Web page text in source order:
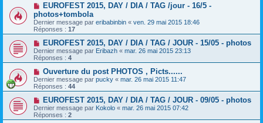
EUROFEST 2015, DAY / DIA / TAG /jour - 16/5 -
photos+tombola
Dernier message par eribabinbin « ven. 29 mai 2015 18:46
Réponses : 17
EUROFEST 2015, DAY / DIA / TAG / JOUR - 15/05 - photos
Dernier message par Eribazh « mar. 26 mai 2015 23:13
Réponses : 4
Ouverture du post PHOTOS , Picts......
Dernier message par pucky « mar. 26 mai 2015 11:47
Réponses : 44
EUROFEST 2015, DAY / DIA / TAG / JOUR - 09/05 - photos
Dernier message par Kokolo « mar. 26 mai 2015 07:42
Réponses : 2